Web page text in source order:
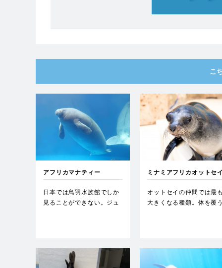
こ
アフリカマナティー
日本では鳥羽水族館でしか
見ることができない。ジュ
ミナミアフリカオットセ
オットセイの仲間では最
大きくなる種類。体を覆